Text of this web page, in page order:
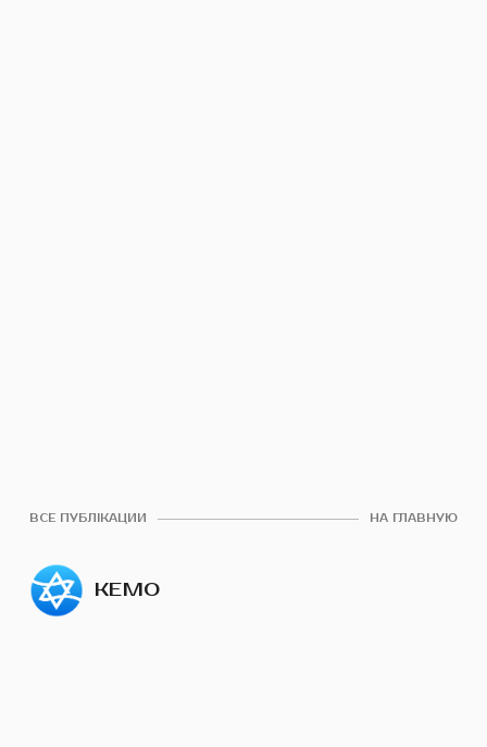
ВСЕ ПУБЛІКАЦИИ НА ГЛАВНУЮ
КЕМО